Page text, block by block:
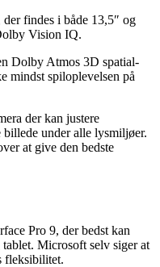
findes i både 13,5″ og
Vision IQ.
Dolby Atmos 3D spatial-
mindst spiloplevelsen på
der kan justere
billede under alle lysmiljøer.
at give den bedste
Pro 9, der bedst kan
Microsoft selv siger at
fleksibilitet.